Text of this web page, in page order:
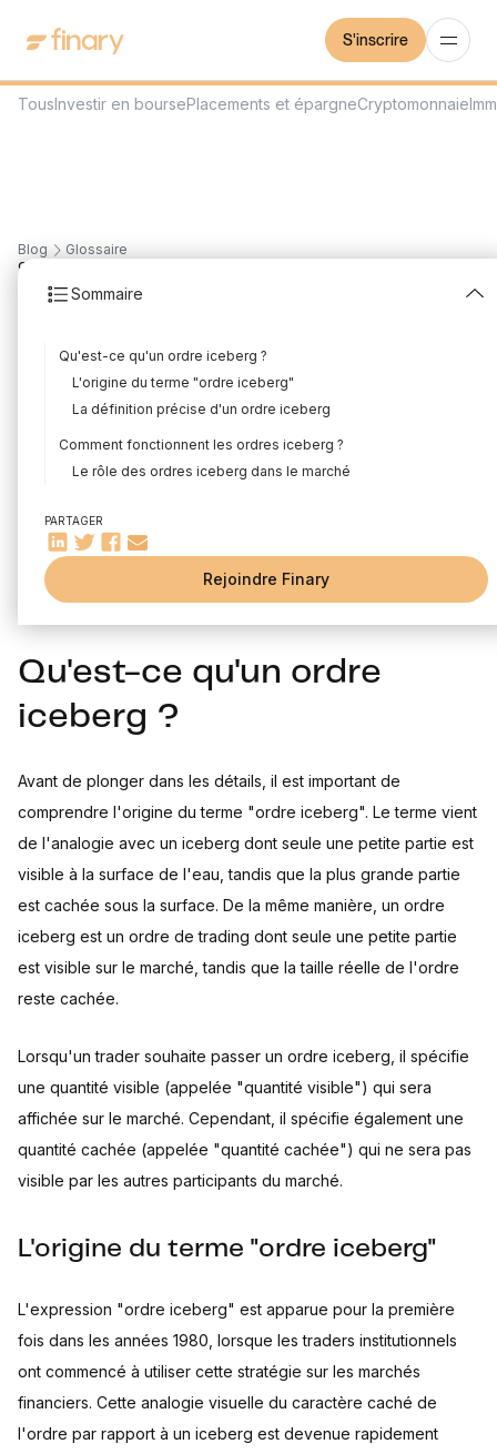
S'inscrire
Blog Glossaire
Sommaire
Qu'est-ce qu'un ordre iceberg ?
L'origine du terme "ordre iceberg"
La définition précise d'un ordre iceberg
Comment fonctionnent les ordres iceberg ?
Le rôle des ordres iceberg dans le marché
Les avantages et inconvénients des ordres iceberg
Exemples d'utilisation des ordres iceberg
Cas d'étude : ordre iceberg dans le marché des devises
Conclusion : L'impact des ordres iceberg sur le trading
moderne
L'évolution future des ordres iceberg
PARTAGER
Rejoindre Finary
9
Rédigé parMounir Laggoune Édité par
Dans le monde du trading, il existe de nombreuses stratégies
minimiser leurs pertes. L'une de ces stratégies est l'utilisation
d'ordres iceberg. Dans cet article, nous allons examiner de
près ces ordres et comprendre comment ils fonctionnent.
Qu'est-ce qu'un ordre
iceberg ?
Avant de plonger dans les détails, il est important de
comprendre l'origine du terme "ordre iceberg". Le terme vient
de l'analogie avec un iceberg dont seule une petite partie est
visible à la surface de l'eau, tandis que la plus grande partie
est cachée sous la surface. De la même manière, un ordre
iceberg est un ordre de trading dont seule une petite partie
est visible sur le marché, tandis que la taille réelle de l'ordre
reste cachée.
Lorsqu'un trader souhaite passer un ordre iceberg, il spécifie
une quantité visible (appelée "quantité visible") qui sera
affichée sur le marché. Cependant, il spécifie également une
quantité cachée (appelée "quantité cachée") qui ne sera pas
visible par les autres participants du marché.
L'origine du terme "ordre iceberg"
L'expression "ordre iceberg" est apparue pour la première
fois dans les années 1980, lorsque les traders institutionnels
ont commencé à utiliser cette stratégie sur les marchés
financiers. Cette analogie visuelle du caractère caché de
l'ordre par rapport à un iceberg est devenue rapidement
TousInvestir en boursePlacements et épargneCryptomonnaie